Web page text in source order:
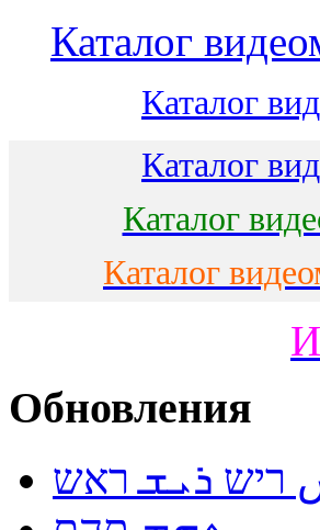
Каталог
Каталог
Каталог
Каталог
Каталог
Обновления
ריש ܪܝܫ ראש